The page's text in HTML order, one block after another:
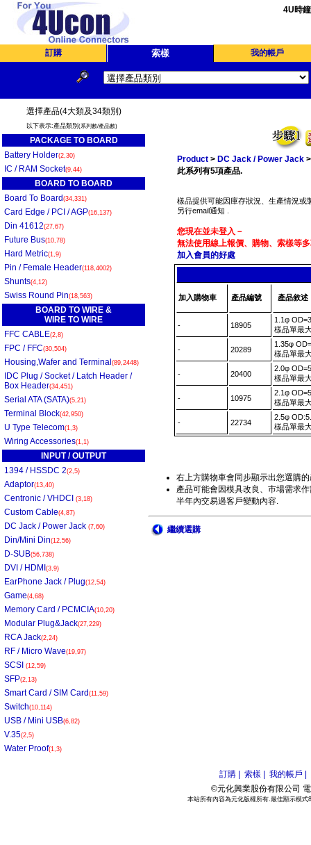
4U時
訂購 索樣 我的帳戶
選擇產品(4大類及34類別)
以下表示:產品類別 (系列數/產品數)
PACKAGE TO BOARD
Battery Holder(2,30)
IC / RAM Socket(9,44)
BOARD TO BOARD
Board To Board (34,331)
Card Edge / PCI / AGP(16,137)
Din 41612(27,67)
Future Bus(10,78)
Hard Metric(1,9)
Pin / Female Header(118,4002)
Shunts(4,12)
Swiss Round Pin(18,563)
BOARD TO WIRE &
WIRE TO WIRE
FFC CABLE(2,8)
FPC / FFC(30,504)
Housing,Wafer and Terminal (89,2448)
IDC Plug / Socket / Latch Header /
Box Header(34,451)
Serial ATA (SATA)(5,21)
Terminal Block(42,950)
U Type Telecom(1,3)
Wiring Accessories(1,1)
INPUT / OUTPUT
1394 / HSSDC 2(2,5)
Adaptor(13,40)
Centronic / VHDCI (3,18)
Custom Cable(4,87)
DC Jack / Power Jack (7,60)
Din/Mini Din(12,56)
D-SUB(56,738)
DVI / HDMI (3,9)
EarPhone Jack / Plug(12,54)
Game(4,68)
Memory Card / PCMCIA(10,20)
Modular Plug&Jack(27,229)
RCA Jack(2,24)
RF / Micro Wave(19,97)
SCSI (12,59)
SFP(2,13)
Smart Card / SIM Card (11,59)
Switch(10,114)
USB / Mini USB(6,82)
V.35(2,5)
Water Proof(1,3)
Product > DC Jack / Power Jack
此系列有5項產品.
樣品提供可能因庫存狀況、生產情況
另行email通知 .
您現在並未登入－
無法使用線上報價、購物、索樣等
加入會員的好處
加入購物車 產品編號 產品敘述
- 18905
1.1φ
樣品單最
- 20289
1.35φ
樣品單最
- 20400
2.0φ
樣品單最
- 10975
2.1φ
樣品單最
- 22734
2.5φ
樣品單最
右上方購物車會同步顯示出您選購
產品可能會因模具改良、巿場需求
半年內交易過客戶變動內容.
繼續選購
訂購 | 索樣 |
我的帳戶 |
©元化興業股份有限公司
本站所有內容為元化版權所有.最佳顯示模